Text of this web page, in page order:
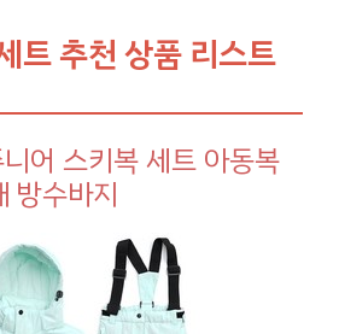
트 추천 상품 리스트
어 스키복 세트 아동복
방수바지